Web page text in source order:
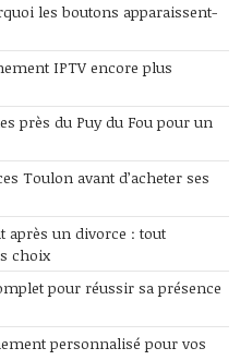
les boutons apparaissent-
IPTV encore plus
près du Puy du Fou pour un
Toulon avant d’acheter ses
après un divorce : tout
choix
pour réussir sa présence
personnalisé pour vos